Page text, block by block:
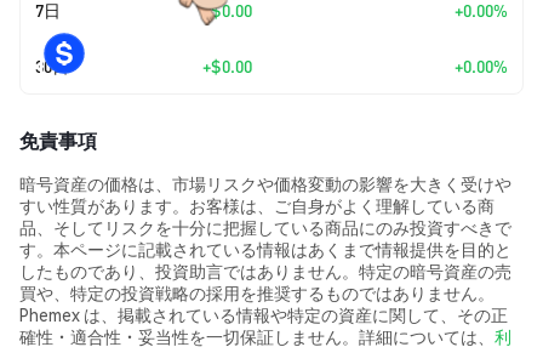
7日 +$0.00 +0.00%
30日 +$0.00 +0.00%
免責事項
暗号資産の価格は、市場リスクや価格変動の影響を大きく受けや
すい性質があります。お客様は、ご自身がよく理解している商
品、そしてリスクを十分に把握している商品にのみ投資すべきで
す。本ページに記載されている情報はあくまで情報提供を目的と
したものであり、投資助言ではありません。特定の暗号資産の売
買や、特定の投資戦略の採用を推奨するものではありません。
Phemex は、掲載されている情報や特定の資産に関して、その正
確性・適合性・妥当性を一切保証しません。詳細については、 利